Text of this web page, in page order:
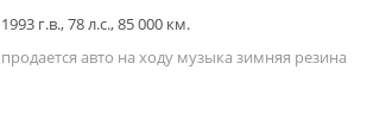
1993 г.в., 78 л.c., 85 000 км.
продается авто на ходу музыка зимняя резина